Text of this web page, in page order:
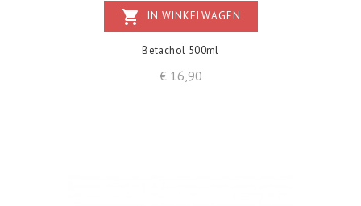
shopping_cart IN WINKELWAGEN
Betachol 500ml
€ 16,90Prijs